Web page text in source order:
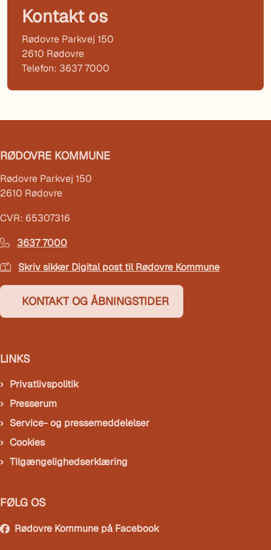
Kontakt os
Rødovre Parkvej 150
2610 Rødovre
Telefon: 3637 7000
RØDOVRE KOMMUNE
Rødovre Parkvej 150
2610 Rødovre
CVR: 65307316
3637 7000
Skriv sikker Digital post til Rødovre Kommune
KONTAKT OG ÅBNINGSTIDER
LINKS
Privatlivspolitik
Presserum
Service- og pressemeddelelser
Cookies
Tilgængelighedserklæring
FØLG OS
Rødovre Kommune på Facebook